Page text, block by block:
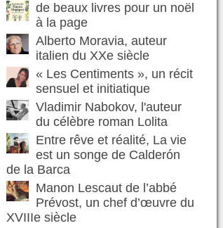
de beaux livres pour un noël
à la page
Alberto Moravia, auteur
italien du XXe siècle
« Les Centiments », un récit
sensuel et initiatique
Vladimir Nabokov, l'auteur
du célèbre roman Lolita
Entre rêve et réalité, La vie
est un songe de Calderón
de la Barca
Manon Lescaut de l’abbé
Prévost, un chef d’œuvre du
XVIIIe siècle